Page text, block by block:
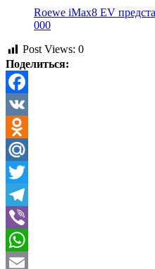
Roewe iMax8 EV
000
Post Views: 0
Поделиться:
Facebook
VK
Odnoklassniki
Mail.Ru
Twitter
Telegram
Viber
WhatsApp